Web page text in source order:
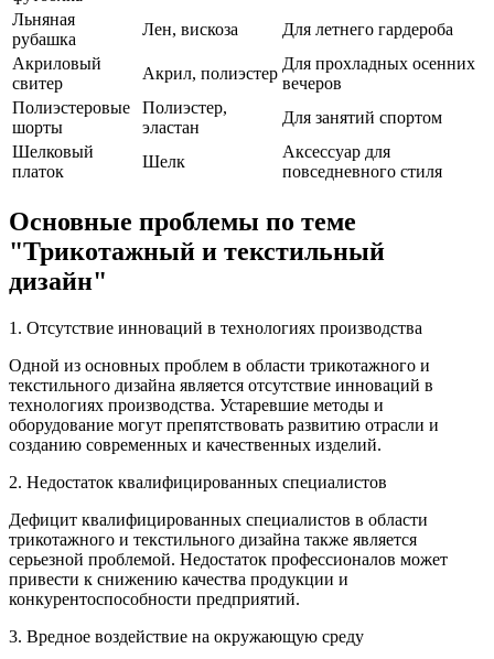
Льняная
рубашка
Лен, вискоза
Для летнего гардероба
Акриловый
свитер
Акрил, полиэстер
Для прохладных осенних
вечеров
Полиэстеровые
шорты
Полиэстер,
эластан
Для занятий спортом
Шелковый
платок
Шелк
Аксессуар для
повседневного стиля
Основные проблемы по теме
"Трикотажный и текстильный
дизайн"
1. Отсутствие инноваций в технологиях производства
Одной из основных проблем в области трикотажного и
текстильного дизайна является отсутствие инноваций в
технологиях производства. Устаревшие методы и
оборудование могут препятствовать развитию отрасли и
созданию современных и качественных изделий.
2. Недостаток квалифицированных специалистов
Дефицит квалифицированных специалистов в области
трикотажного и текстильного дизайна также является
серьезной проблемой. Недостаток профессионалов может
привести к снижению качества продукции и
конкурентоспособности предприятий.
3. Вредное воздействие на окружающую среду